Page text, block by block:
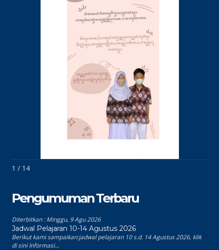
1 / 14
Pengumuman Terbaru
Diterbitkan :Minggu, 9 Agu 2026
Jadwal Pelajaran 10-14 Agustus 2026
Berikut kami sampaikan:jadwal pelajaran 10 s.d. 14 Agustus 2026, klik
di sini Informasi...